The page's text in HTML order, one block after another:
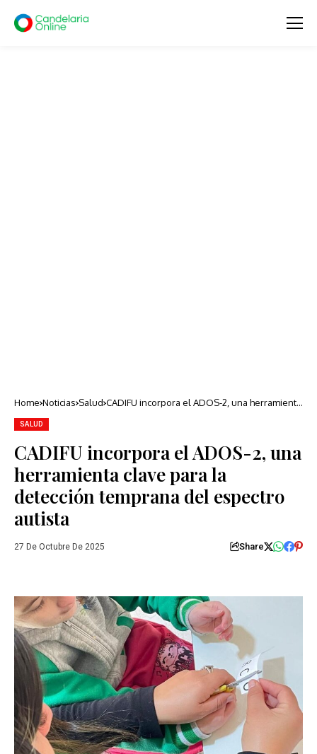
Home Noticias Salud CADIFU incorpora el ADOS-2, una herramienta
SALUD
CADIFU incorpora el ADOS-2, una
herramienta clave para la
detección temprana del espectro
autista
27 De Octubre De 2025 Share